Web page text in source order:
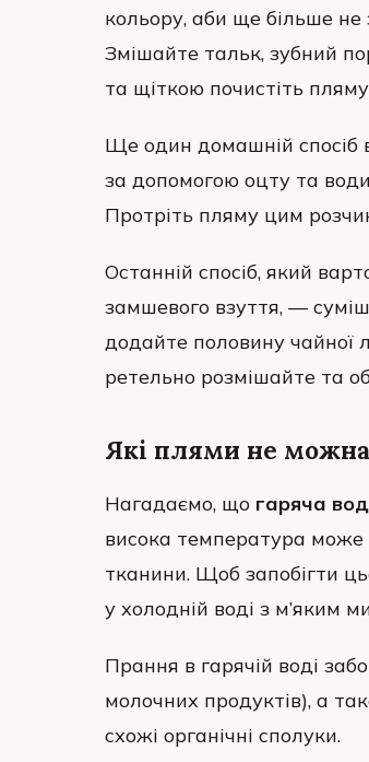
кольору, аби ще більше
Змішайте тальк, зубний
та щіткою почистіть
Ще один домашній спосіб
за допомогою оцту та
Протріть пляму цим
Останній спосіб, який
замшевого взуття, —
додайте половину чайної
ретельно розмішайте та
Які плями не можна
Нагадаємо, що гаряча
висока температура може
тканини. Щоб запобігти
у холодній воді з м’яким
Прання в гарячій воді
молочних продуктів), а
схожі органічні сполуки.